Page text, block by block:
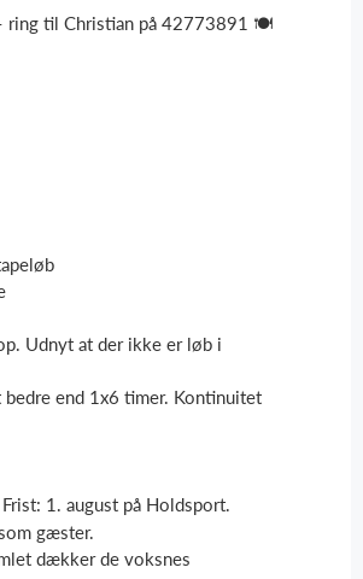
ring til Christian på 42773891 🍽️
Udnyt at der ikke er løb i
end 1x6 timer. Kontinuitet
1. august på Holdsport.
gæster.
dækker de voksnes